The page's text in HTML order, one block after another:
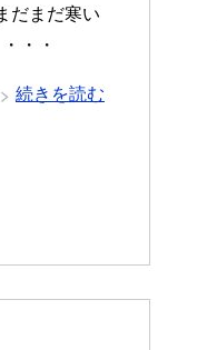
まだ寒い
・・
続きを読む